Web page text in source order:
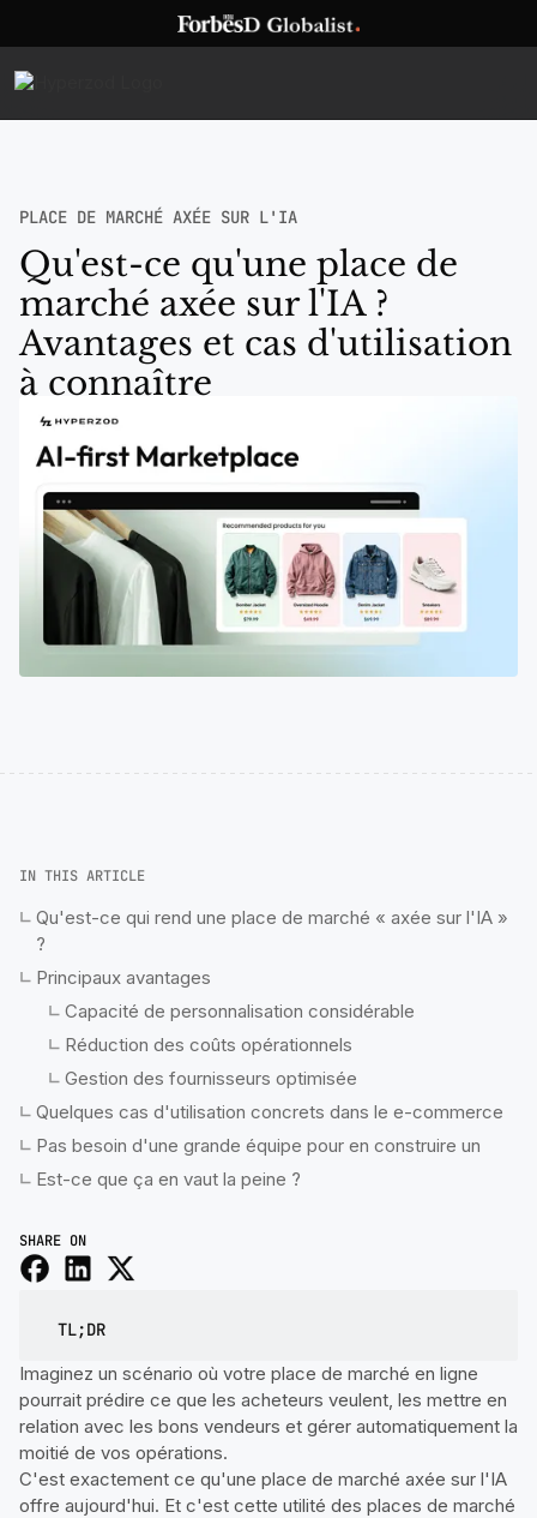
PLACE DE MARCHÉ AXÉE SUR L'IA
Qu'est-ce qu'une place de
marché axée sur l'IA ?
Avantages et cas d'utilisation
à connaître
IN THIS ARTICLE
Qu'est-ce qui rend une place de marché « axée sur l'IA »
?
Principaux avantages
Capacité de personnalisation considérable
Réduction des coûts opérationnels
Gestion des fournisseurs optimisée
Quelques cas d'utilisation concrets dans le e-commerce
Pas besoin d'une grande équipe pour en construire un
Est-ce que ça en vaut la peine ?
SHARE ON
TL;DR
Imaginez un scénario où votre place de marché en ligne
pourrait prédire ce que les acheteurs veulent, les mettre en
relation avec les bons vendeurs et gérer automatiquement la
moitié de vos opérations.
C'est exactement ce qu'une place de marché axée sur l'IA
offre aujourd'hui. Et c'est cette utilité des places de marché